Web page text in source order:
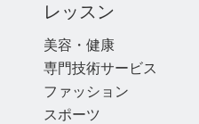
レッスン
美容・健康
専門技術サービス
ファッション
スポーツ